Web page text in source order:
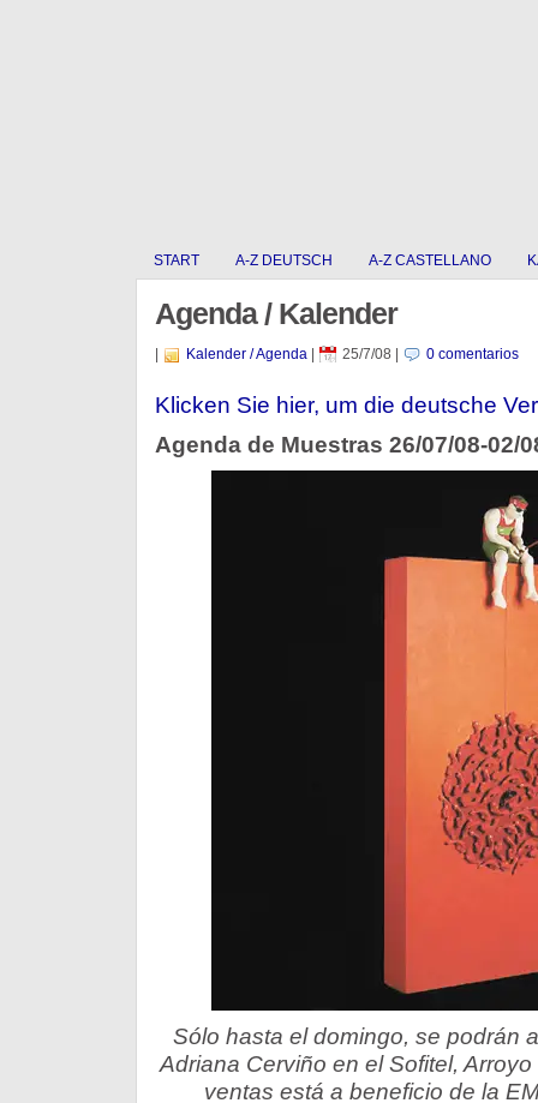
START A-Z DEUTSCH A-Z CASTELLANO
Agenda / Kalender
Kalender / Agenda| 25/7/08 0 comentarios
Klicken Sie hier, um die deutsche
Agenda de Muestras 26/07/08-02/
Sólo hasta el domingo, se podrán
Adriana Cerviño en el Sofitel,
ventas está a beneficio de la